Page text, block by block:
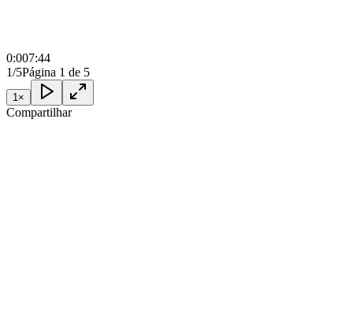
0:007:44
1/5Página 1 de 5
1 ×
Compartilhar